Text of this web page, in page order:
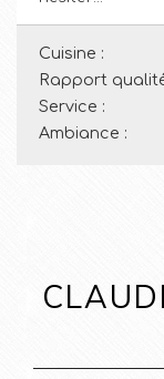
Cuisine :
Rapport
Service :
Ambiance :